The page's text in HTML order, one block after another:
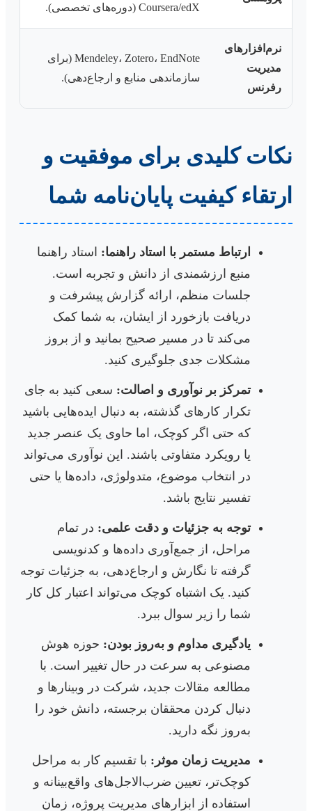
Coursera/edX (دوره‌های تخصصی).
نرم‌افزارهای
مدیریت
رفرنس
Mendeley، Zotero، EndNote (برای
سازماندهی منابع و ارجاع‌دهی).
نکات کلیدی برای موفقیت و
ارتقاء کیفیت پایان‌نامه شما
ارتباط مستمر با استاد راهنما: استاد راهنما
منبع ارزشمندی از دانش و تجربه است.
جلسات منظم، ارائه گزارش پیشرفت و
دریافت بازخورد از ایشان، به شما کمک
می‌کند تا در مسیر صحیح بمانید و از بروز
مشکلات جدی جلوگیری کنید.
تمرکز بر نوآوری و اصالت: سعی کنید به جای
تکرار کارهای گذشته، به دنبال ایده‌هایی باشید
که حتی اگر کوچک، اما حاوی یک عنصر جدید
یا رویکرد متفاوتی باشند. این نوآوری می‌تواند
در انتخاب موضوع، متدولوژی، داده‌ها یا حتی
تفسیر نتایج باشد.
توجه به جزئیات و دقت علمی: در تمام
مراحل، از جمع‌آوری داده‌ها و کدنویسی
گرفته تا نگارش و ارجاع‌دهی، به جزئیات توجه
کنید. یک اشتباه کوچک می‌تواند اعتبار کل کار
شما را زیر سوال ببرد.
یادگیری مداوم و به‌روز بودن: حوزه هوش
مصنوعی به سرعت در حال تغییر است. با
مطالعه مقالات جدید، شرکت در وبینارها و
دنبال کردن محققان برجسته، دانش خود را
به‌روز نگه دارید.
مدیریت زمان موثر: با تقسیم کار به مراحل
کوچک‌تر، تعیین ضرب‌الاجل‌های واقع‌بینانه و
استفاده از ابزارهای مدیریت پروژه، زمان